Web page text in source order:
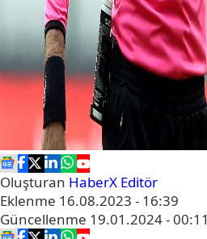
Oluşturan HaberX Editör
Eklenme 16.08.2023 - 16:39
Güncellenme 19.01.2024 - 00:11